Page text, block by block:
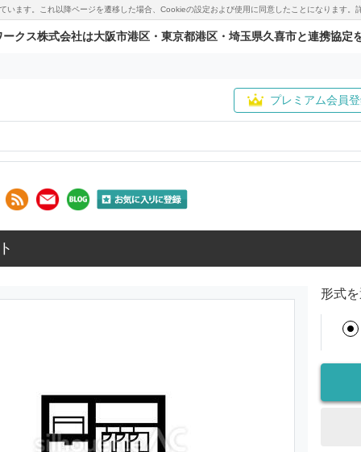
ます。これ以降ページを遷移した場合、Cookieの設定および使用に同意したことになります
ークス株式会社は大阪市港区・東京都港区・埼玉県久喜市と連携協定
プレミアム会員
形式